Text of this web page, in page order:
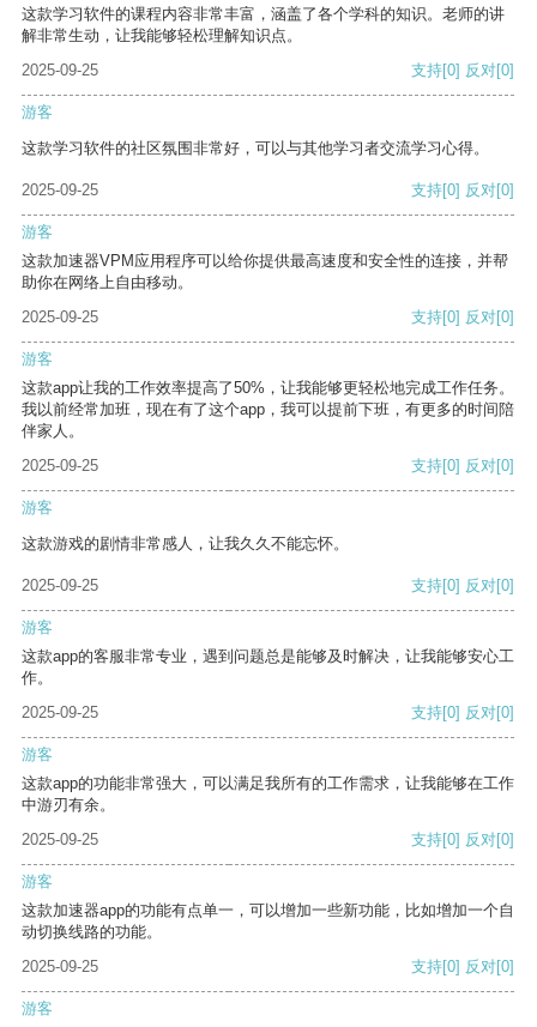
这款学习软件的课程内容非常丰富，涵盖了各个学科的知识。老师的讲
解非常生动，让我能够轻松理解知识点。
2025-09-25
支持[0] 反对[0]
游客
这款学习软件的社区氛围非常好，可以与其他学习者交流学习心得。
2025-09-25 支持[0] 反对[0]
游客
这款加速器VPM应用程序可以给你提供最高速度和安全性的连接，并帮
助你在网络上自由移动。
2025-09-25
支持[0] 反对[0]
游客
这款app让我的工作效率提高了50%，让我能够更轻松地完成工作任务。
我以前经常加班，现在有了这个app，我可以提前下班，有更多的时间陪
伴家人。
2025-09-25
支持[0] 反对[0]
游客
这款游戏的剧情非常感人，让我久久不能忘怀。
2025-09-25 支持[0] 反对[0]
游客
这款app的客服非常专业，遇到问题总是能够及时解决，让我能够安心工
作。
2025-09-25
支持[0] 反对[0]
游客
这款app的功能非常强大，可以满足我所有的工作需求，让我能够在工作
中游刃有余。
2025-09-25
支持[0] 反对[0]
游客
这款加速器app的功能有点单一，可以增加一些新功能，比如增加一个自
动切换线路的功能。
2025-09-25
支持[0] 反对[0]
游客